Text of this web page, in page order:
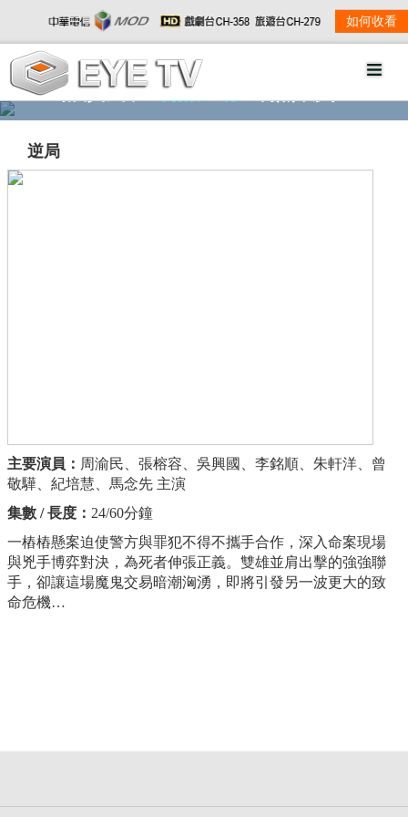
如何收看
精彩影音 劇情大綱
逆局
主要演員： 周渝民、張榕容、吳興國、李銘順、朱軒洋、曾
敬驊、紀培慧、馬念先 主演
集數 / 長度： 24/60分鐘
一樁樁懸案迫使警方與罪犯不得不攜手合作，深入命案現場
與兇手博弈對決，為死者伸張正義。雙雄並肩出擊的強強聯
手，卻讓這場魔鬼交易暗潮洶湧，即將引發另一波更大的致
命危機…